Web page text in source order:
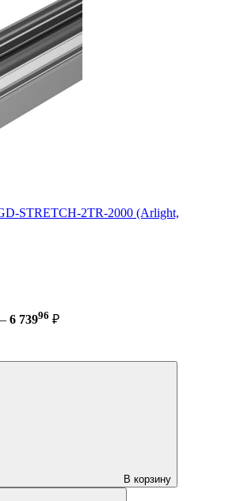
STRETCH-2TR-2000 (Arlight,
6 73996 ₽
В корзину